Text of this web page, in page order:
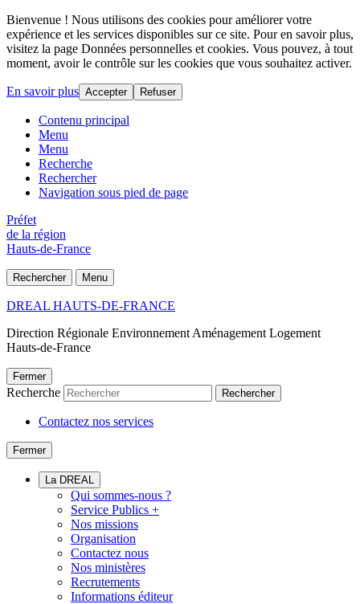
Bienvenue ! Nous utilisons des cookies pour améliorer votre
expérience et les services disponibles sur ce site. Pour en savoir plus,
visitez la page Données personnelles et cookies. Vous pouvez, à tout
moment, avoir le contrôle sur les cookies que vous souhaitez activer.
En savoir plus Accepter Refuser
Contenu principal
Menu
Menu
Recherche
Rechercher
Navigation sous pied de page
Préfet
de la région
Hauts-de-France
Rechercher Menu
DREAL HAUTS-DE-FRANCE
Direction Régionale Environnement Aménagement Logement
Hauts-de-France
Fermer
Recherche Rechercher
Contactez nos services
Fermer
La DREAL
Qui sommes-nous ?
Service Publics +
Nos missions
Organisation
Contactez nous
Nos ministères
Recrutements
Informations éditeur